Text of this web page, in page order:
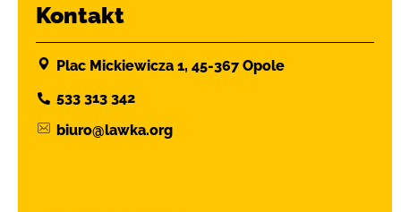
Kontakt
Plac Mickiewicza 1, 45-367 Opole
533 313 342
biuro@lawka.org